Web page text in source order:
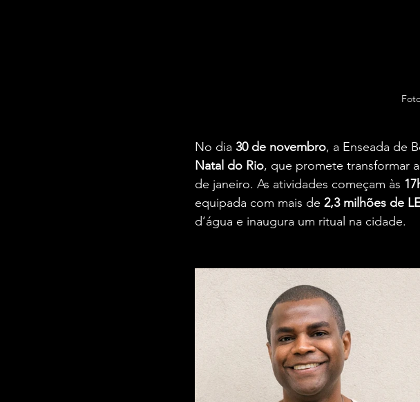
No dia 30 de novembro, a Enseada de
Natal do Rio, que promete transformar
de janeiro. As atividades começam às
equipada com mais de 2,3 milhões de
d’água e inaugura um ritual na cidade.